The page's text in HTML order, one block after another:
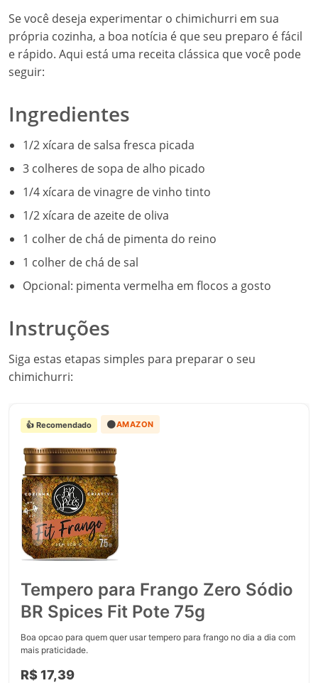
Se você deseja experimentar o chimichurri em sua
própria cozinha, a boa notícia é que seu preparo é fácil
e rápido. Aqui está uma receita clássica que você pode
seguir:
Ingredientes
1/2 xícara de salsa fresca picada
3 colheres de sopa de alho picado
1/4 xícara de vinagre de vinho tinto
1/2 xícara de azeite de oliva
1 colher de chá de pimenta do reino
1 colher de chá de sal
Opcional: pimenta vermelha em flocos a gosto
Instruções
Siga estas etapas simples para preparar o seu
chimichurri:
👍 Recomendado 🟠AMAZON
Tempero para Frango Zero Sódio
BR Spices Fit Pote 75g
Boa opcao para quem quer usar tempero para frango no dia a dia com
mais praticidade.
R$ 17,39